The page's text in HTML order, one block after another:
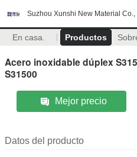
Suzhou Xunshi New Material Co.,
En casa. Productos
Acero inoxidable dúplex
S31500
Mejor precio
Datos del producto